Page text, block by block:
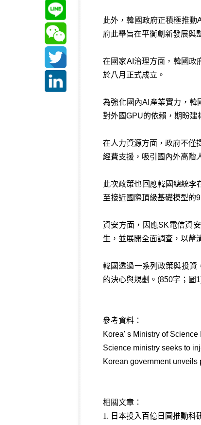
此外，韓國政府正積極推
府此舉旨在平衡創新發展與
在國家AI治理方面，韓國政
於八月正式成立。
為強化國內AI產業實力，韓
對外國GPU的依賴，期盼建
在人力資源方面，政府不僅
經費支援，吸引國內外高階
此次政策也回應韓國總統
至接近國際頂級基礎模型的
資安方面，因應SK電信資
生，並展開全面調查，以釐
韓國透過一系列政策與投資
的決心與規劃。(850字；圖
參考資料：
Korea' s Ministry of
Science ministry seeks to
Korean government
相關文章：
1. 日本投入百億日圓推動科